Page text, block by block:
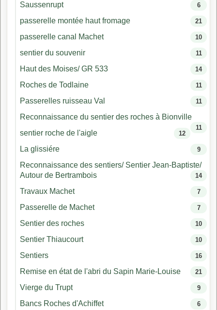
Saussenrupt 6
passerelle montée haut fromage 21
passerelle canal Machet 10
sentier du souvenir 11
Haut des Moises/ GR 533 14
Roches de Todlaine 11
Passerelles ruisseau Val 11
Reconnaissance du sentier des roches à Bionville
11
sentier roche de l'aigle 12
La glissiére 9
Reconnaissance des sentiers/ Sentier Jean-Baptiste/
Autour de Bertrambois
14
Travaux Machet 7
Passerelle de Machet 7
Sentier des roches 10
Sentier Thiaucourt 10
Sentiers 16
Remise en état de l'abri du Sapin Marie-Louise 21
Vierge du Trupt 9
Bancs Roches d'Achiffet 6